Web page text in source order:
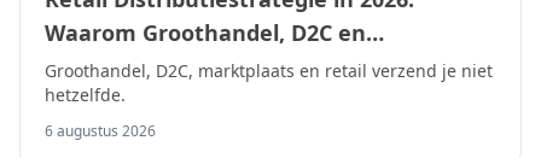
Waarom Groothandel, D2C en
Marktplaatsen Vier Verschillende
Verzendregels Nodig Hebben
Groothandel, D2C, marktplaats en retail verzend je niet
hetzelfde.
6 augustus 2026